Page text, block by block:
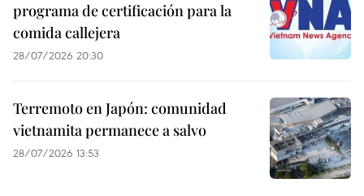
programa de certificación para la
comida callejera
28/07/2026 20:30
Terremoto en Japón: comunidad
vietnamita permanece a salvo
28/07/2026 13:53